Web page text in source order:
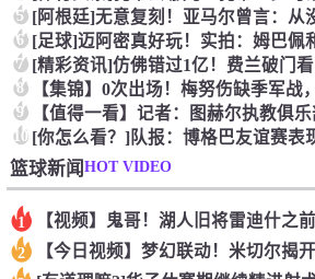
5
6
7
8
9
10
篮球新闻HOT VIDEO
1
2